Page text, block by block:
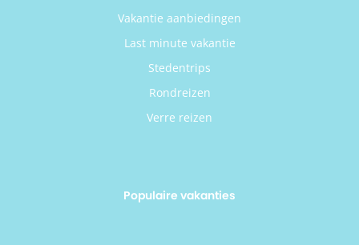
Vakantie aanbiedingen
Last minute vakantie
Stedentrips
Rondreizen
Verre reizen
Populaire vakanties